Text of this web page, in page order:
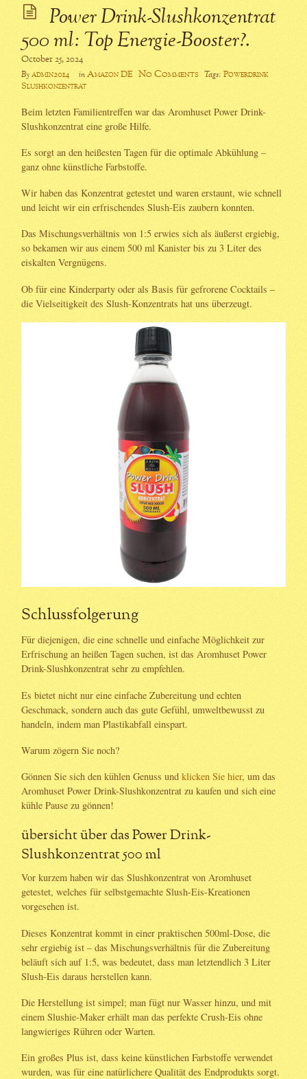
Power Drink-Slushkonzentrat
500 ml: Top Energie-Booster?.
October 25, 2024
Byadmin2014 inAmazon DE No Comments Tags: Powerdrink
Slushkonzentrat
Beim letzten Familientreffen war das Aromhuset Power Drink-
Slushkonzentrat eine große Hilfe.
Es sorgt an den heißesten Tagen für die optimale Abkühlung –
ganz ohne künstliche Farbstoffe.
Wir haben das Konzentrat getestet und waren erstaunt, wie schnell
und leicht wir ein erfrischendes Slush-Eis zaubern konnten.
Das Mischungsverhältnis von 1:5 erwies sich als äußerst ergiebig,
so bekamen wir aus einem 500 ml Kanister bis zu 3 Liter des
eiskalten Vergnügens.
Ob für eine Kinderparty oder als Basis für gefrorene Cocktails –
die Vielseitigkeit des Slush-Konzentrats hat uns überzeugt.
Schlussfolgerung
Für diejenigen, die eine schnelle und einfache Möglichkeit zur
Erfrischung an heißen Tagen suchen, ist das Aromhuset Power
Drink-Slushkonzentrat sehr zu empfehlen.
Es bietet nicht nur eine einfache Zubereitung und echten
Geschmack, sondern auch das gute Gefühl, umweltbewusst zu
handeln, indem man Plastikabfall einspart.
Warum zögern Sie noch?
Gönnen Sie sich den kühlen Genuss undklicken Sie hier, um das
Aromhuset Power Drink-Slushkonzentrat zu kaufen und sich eine
kühle Pause zu gönnen!
übersicht über das Power Drink-
Slushkonzentrat 500 ml
Vor kurzem haben wir das Slushkonzentrat von Aromhuset
getestet, welches für selbstgemachte Slush-Eis-Kreationen
vorgesehen ist.
Dieses Konzentrat kommt in einer praktischen 500ml-Dose, die
sehr ergiebig ist – das Mischungsverhältnis für die Zubereitung
beläuft sich auf 1:5, was bedeutet, dass man letztendlich 3 Liter
Slush-Eis daraus herstellen kann.
Die Herstellung ist simpel; man fügt nur Wasser hinzu, und mit
einem Slushie-Maker erhält man das perfekte Crush-Eis ohne
langwieriges Rühren oder Warten.
Ein großes Plus ist, dass keine künstlichen Farbstoffe verwendet
wurden, was für eine natürlichere Qualität des Endprodukts sorgt.